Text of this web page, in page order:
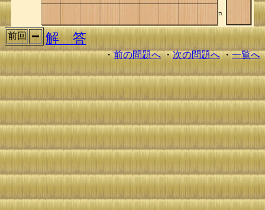
前回 解 答
・前の問題へ・次の問題へ・一覧へ